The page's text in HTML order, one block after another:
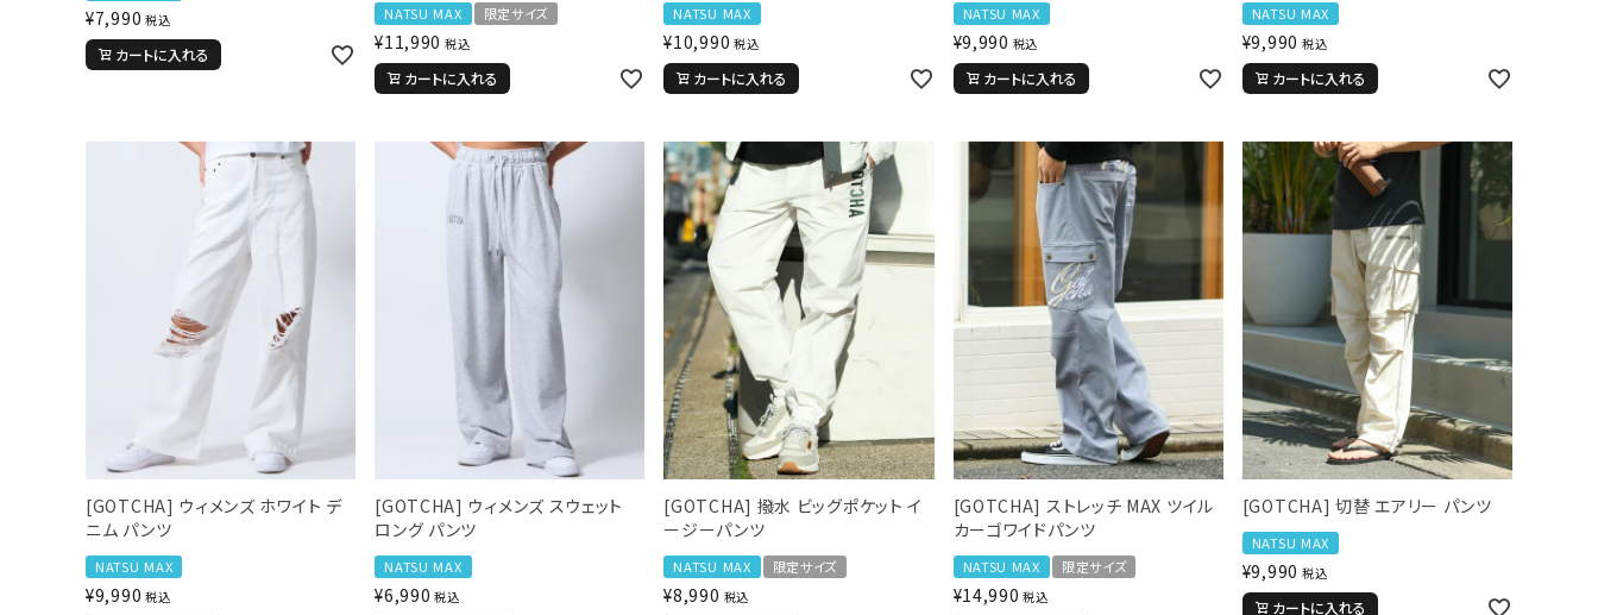
¥7,990 税込
カートに入れる
NATSU MAX 限定サイズ
¥11,990 税込
カートに入れる
NATSU MAX
¥10,990 税込
カートに入れる
NATSU MAX
¥9,990 税込
カートに入れる
NATSU MAX
¥9,990 税込
カートに入れる
[GOTCHA] ウィメンズ ホワイト デ
ニム パンツ
NATSU MAX
¥9,990 税込
[GOTCHA] ウィメンズ スウェット
ロング パンツ
NATSU MAX
¥6,990 税込
[GOTCHA] 撥水 ビッグポケット イ
ージーパンツ
NATSU MAX 限定サイズ
¥8,990 税込
[GOTCHA] ストレッチ MAX ツイル
カーゴワイドパンツ
NATSU MAX 限定サイズ
¥14,990 税込
[GOTCHA] 切替 エアリー パンツ
NATSU MAX
¥9,990 税込
カートに入れる